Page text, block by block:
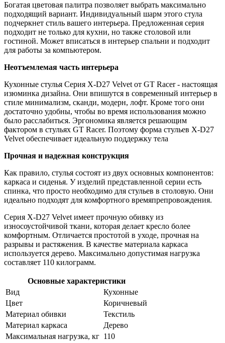
Богатая цветовая палитра позволяет выбрать максимально
подходящий вариант. Индивидуальный шарм этого стула
подчеркнет стиль вашего интерьера. Предложенная серия
подходит не только для кухни, но также столовой или
гостиной. Может вписаться в интерьер спальни и подходит
для работы за компьютером.
Неотъемлемая часть интерьера
Кухонные стулья Серия X-D27 Velvet от GT Racer - настоящая
изюминка дизайна. Они впишутся в современный интерьер в
стиле минимализм, сканди, модерн, лофт. Кроме того они
достаточно удобны, чтобы во время использования можно
было расслабиться. Эргономика является решающим
фактором в стульях GT Racer. Поэтому форма стульев X-D27
Velvet обеспечивает идеальную поддержку тела
Прочная и надежная конструкция
Как правило, стулья состоят из двух основных компонентов:
каркаса и сиденья. У изделий представленной серии есть
спинка, что просто необходимо для стульев в столовую. Они
идеально подходят для комфортного времяпрепровождения.
Серия X-D27 Velvet имеет прочную обивку из
износоустойчивой ткани, которая делает кресло более
комфортным. Отличается простотой в уходе, прочная на
разрывы и растяжения. В качестве материала каркаса
используется дерево. Максимально допустимая нагрузка
составляет 110 килограмм.
Основные характеристики
Вид
Кухонные
Цвет
Коричневый
Материал обивки
Текстиль
Материал каркаса
Дерево
Максимальная нагрузка, кг 110